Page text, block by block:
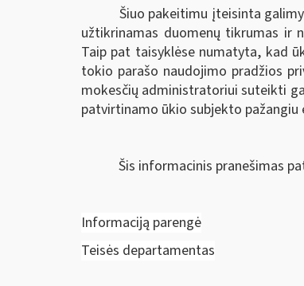
Šiuo pakeitimu įteisinta
užtikrinamas duomenų tikrumas ir
Taip pat taisyklėse numatyta, kad
tokio parašo naudojimo pradžios
mokesčių administratoriui suteikti
patvirtinamo ūkio subjekto
Šis informacinis pranešimas
Informaciją parengė
Teisės departamentas